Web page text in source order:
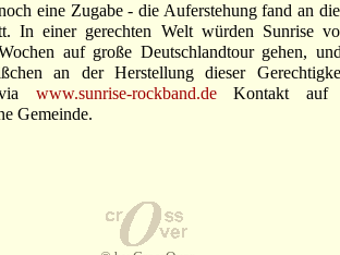
eine Zugabe - die Auferstehung fand an
In einer gerechten Welt würden Sunrise
auf große Deutschlandtour gehen,
an der Herstellung dieser
www.sunrise-rockband.deKontakt auf
Gemeinde.